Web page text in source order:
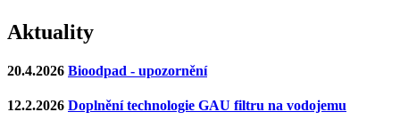
Aktuality
20.4.2026 Bioodpad - upozornění
12.2.2026 Doplnění technologie GAU filtru na vodojemu